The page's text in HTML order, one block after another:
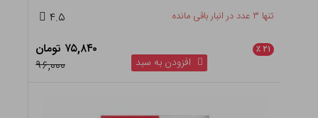
تنها ۳ عدد در انبار باقی مانده ۴.۵
۲۱ ٪
۷۵,۸۴۰ تومان
۹۶,۰۰۰
افزودن به سبد